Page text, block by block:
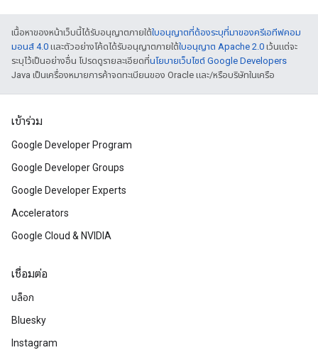
เนื้อหาของหน้าเว็บนี้ได้รับอนุญาตภายใต้ใบอนุญาตที่ต้องระบุที่มาของครีเอทีฟคอม
มอนส์ 4.0 และตัวอย่างโค้ดได้รับอนุญาตภายใต้ใบอนุญาต Apache 2.0 เว้นแต่จะ
ระบุไว้เป็นอย่างอื่น โปรดดูรายละเอียดที่นโยบายเว็บไซต์ Google Developers
Java เป็นเครื่องหมายการค้าจดทะเบียนของ Oracle และ/หรือบริษัทในเครือ
เข้าร่วม
Google Developer Program
Google Developer Groups
Google Developer Experts
Accelerators
Google Cloud & NVIDIA
เชื่อมต่อ
บล็อก
Bluesky
Instagram